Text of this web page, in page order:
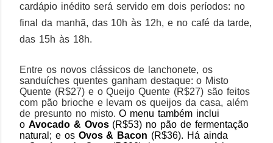
cardápio inédito será servido em dois períodos: no
final da manhã, das 10h às 12h, e no café da tarde,
das 15h às 18h.
Entre os novos clássicos de lanchonete, os
sanduíches quentes ganham destaque: o Misto
Quente (R$27) e o Queijo Quente (R$27) são feitos
com pão brioche e levam os queijos da casa, além
de presunto no misto.O menu também inclui
o Avocado & Ovos (R$53) no pão de fermentação
natural; e os Ovos & Bacon (R$36). Há ainda